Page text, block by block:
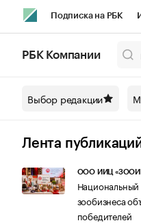
Подписка на РБК
Спецпроекты СПб
Технологии и медиа
РБК Компании
Выбор редакции
Лента
ООО ИИЦ
Национальный
зообизнеса
победителей